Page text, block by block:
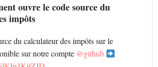
ouvre le code source du
impôts
du calculateur des impôts sur le
sur notre compte @github